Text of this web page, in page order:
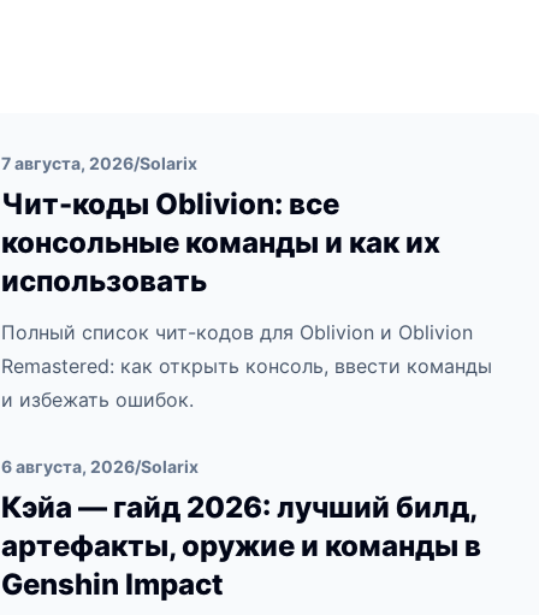
7 августа, 2026/Solarix
Чит-коды Oblivion: все
консольные команды и как их
использовать
Полный список чит-кодов для Oblivion и Oblivion
Remastered: как открыть консоль, ввести команды
и избежать ошибок.
6 августа, 2026/Solarix
Кэйа — гайд 2026: лучший билд,
артефакты, оружие и команды в
Genshin Impact